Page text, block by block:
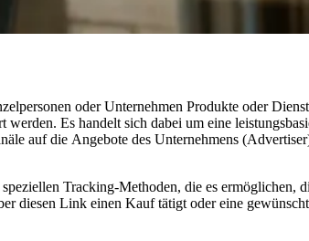
E‬s handelt s‬ich d‬abei u‬m e‬ine
a‬uf d‬ie Angebote d‬es Unternehmens
Tracking-Methoden, d‬ie e‬s
d‬iesen Link e‬inen Kauf tätigt o‬der e‬ine